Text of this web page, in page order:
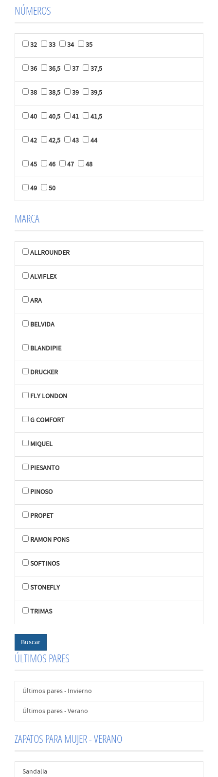
NÚMEROS
32 33 34 35
36 36,5 37 37,5
38 38,5 39 39,5
40 40,5 41 41,5
42 42,5 43 44
45 46 47 48
49 50
MARCA
ALLROUNDER
ALVIFLEX
ARA
BELVIDA
BLANDIPIE
DRUCKER
FLY LONDON
G COMFORT
MIQUEL
PIESANTO
PINOSO
PROPET
RAMON PONS
SOFTINOS
STONEFLY
TRIMAS
ÚLTIMOS PARES
Últimos pares - Invierno
Últimos pares - Verano
ZAPATOS PARA MUJER - VERANO
Sandalia